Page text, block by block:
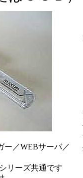
ー／WEBサーバ／
リーズ共通です